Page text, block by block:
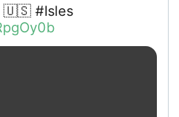
🇺🇸 #Isles